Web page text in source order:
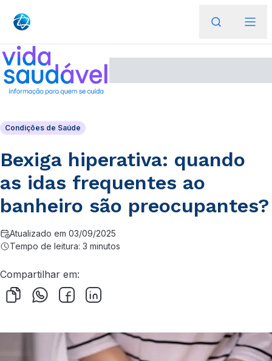
Condições de Saúde
Bexiga hiperativa: quando
as idas frequentes ao
banheiro são preocupantes?
Atualizado em 03/09/2025
Tempo de leitura: 3 minutos
Compartilhar em: